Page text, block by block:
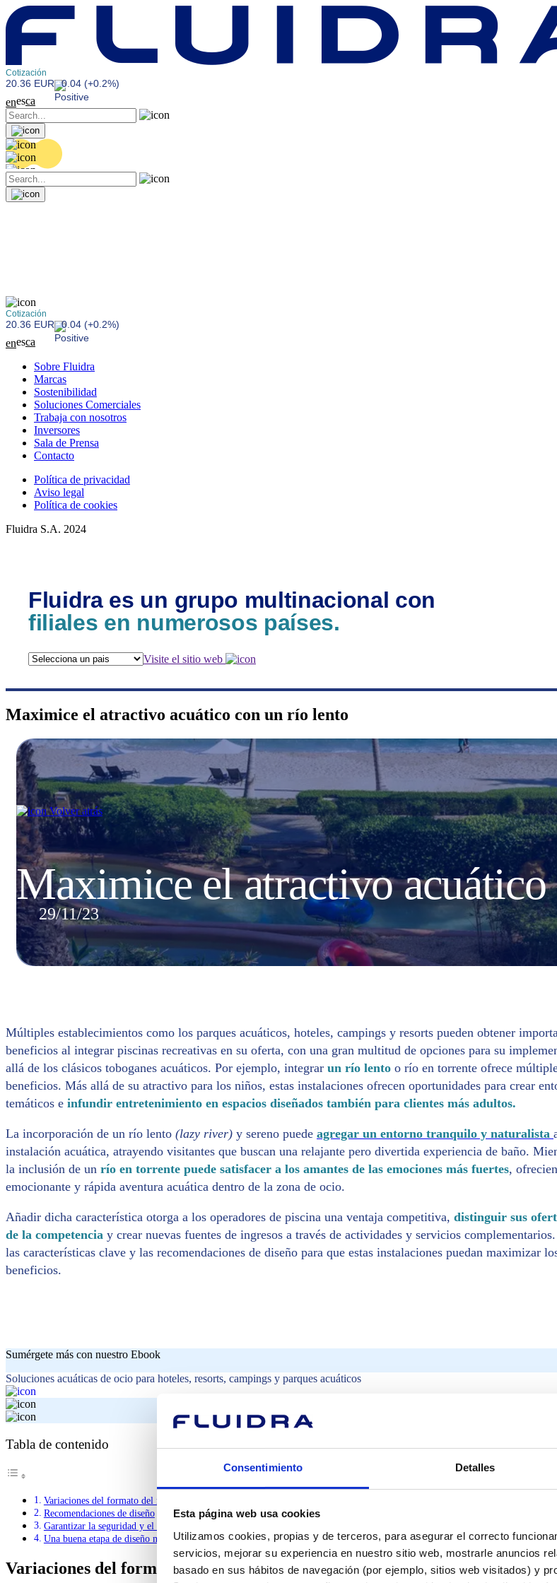
Consentimiento Detalles
Esta página web usa cookies
Utilizamos cookies, propias y de terceros, para asegurar el correcto
servicios, mejorar su experiencia en nuestro sitio web, mostrarle anuncios
basado en sus hábitos de navegación (por ejemplo, sitios web visitados) y
Cotización
20.36 EUR 0.04 (+0.2%)
enesca
Cotización
20.36 EUR 0.04 (+0.2%)
enesca
Sobre Fluidra
Marcas
Sostenibilidad
Soluciones Comerciales
Trabaja con nosotros
Inversores
Sala de Prensa
Contacto
Política de privacidad
Aviso legal
Política de cookies
Fluidra S.A. 2024
Fluidra es un grupo multinacional con
filiales en numerosos países.
Visite el sitio web
Maximice el atractivo acuático con un río lento
Volver atrás
Maximice el atractivo
29/11/23
Múltiples establecimientos como los parques acuáticos, hoteles, campings y resorts pueden obtener
beneficios al integrar piscinas recreativas en su oferta, con una gran multitud de opciones para su
allá de los clásicos toboganes acuáticos. Por ejemplo, integrar un río lento o río en torrente ofrece
beneficios. Más allá de su atractivo para los niños, estas instalaciones ofrecen oportunidades para crear
temáticos e infundir entretenimiento en espacios diseñados también para clientes más adultos.
La incorporación de un río lento (lazy river) y sereno puede agregar un entorno tranquilo y naturalista
instalación acuática, atrayendo visitantes que buscan una relajante pero divertida experiencia de baño.
la inclusión de un río en torrente puede satisfacer a los amantes de las emociones más fuertes,
emocionante y rápida aventura acuática dentro de la zona de ocio.
Añadir dicha característica otorga a los operadores de piscina una ventaja competitiva, distinguir sus
de la competencia y crear nuevas fuentes de ingresos a través de actividades y servicios
las características clave y las recomendaciones de diseño para que estas instalaciones puedan maximizar
beneficios.
Sumérgete más con nuestro Ebook
Soluciones acuáticas de ocio para hoteles, resorts, campings y parques acuáticos
Tabla de contenido
Variaciones del formato del río lento
Recomendaciones de diseño
Garantizar la seguridad y el disfrute
Una buena etapa de diseño maximiza el retorno
Variaciones del formato del río lento